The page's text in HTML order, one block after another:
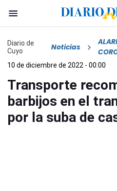
Diario de
Cuyo
Noticias
10 de diciembre de 2022 - 00:00
Transporte
barbijos en el
por la suba de